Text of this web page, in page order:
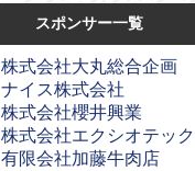
スポンサー一覧
株式会社大丸総合企画
ナイス株式会社
株式会社櫻井興業
株式会社エクシオテック
有限会社加藤牛肉店